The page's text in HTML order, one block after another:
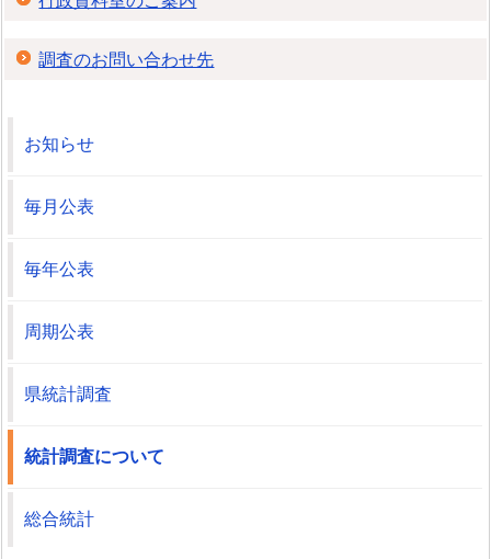
調査のお問い合わせ先
お知らせ
毎月公表
毎年公表
周期公表
県統計調査
統計調査について
総合統計